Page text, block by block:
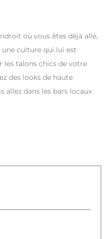
où vous êtes déjà allé,
une culture qui lui est
les talons chics de votre
des looks de haute
allez dans les bars locaux